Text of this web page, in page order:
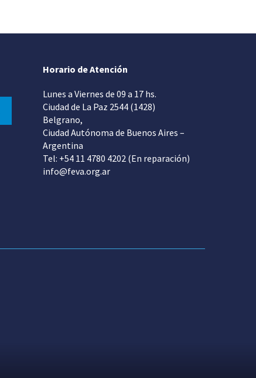
Horario de Atención
Lunes a Viernes de 09 a 17 hs.
Ciudad de La Paz 2544 (1428)
Belgrano,
Ciudad Autónoma de Buenos Aires –
Argentina
Tel: +54 11 4780 4202 (En reparación)
info@feva.org.ar